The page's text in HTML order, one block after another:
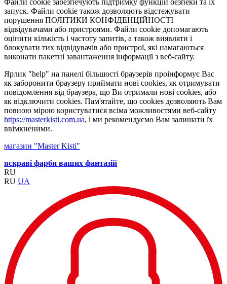
Файли cookie забезпечують підтримку функцій безпеки та їх
запуск. Файли cookie також дозволяють відстежувати
порушення ПОЛІТИКИ КОНФІДЕНЦІЙНОСТІ
відвідувачами або пристроями. Файли cookie допомагають
оцінити кількість і частоту запитів, а також виявляти і
блокувати тих відвідувачів або пристрої, які намагаються
виконати пакетні завантаження інформації з веб-сайту.
Ярлик "help" на панелі більшості браузерів проінформує Вас
як заборонити браузеру приймати нові cookies, як отримувати
повідомлення від браузера, що Ви отримали нові cookies, або
як відключити cookies. Пам'ятайте, що cookies дозволяють Вам
повною мірою користуватися всіма можливостями веб-сайту
https://masterkisti.com.ua, і ми рекомендуємо Вам залишати їх
ввімкненими.
магазин "Master Kisti"
яскраві фарби ваших фантазій
RU
RU UA